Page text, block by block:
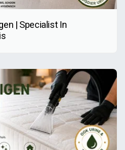
| Specialist In